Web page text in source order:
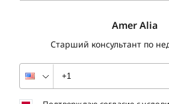
Amer Alia
Старший консультант по